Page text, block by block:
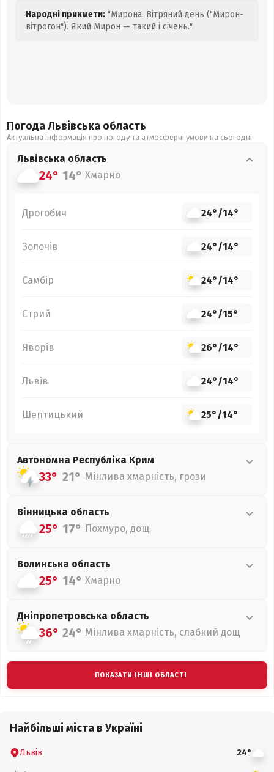
Народні прикмети: "Мирона. Вітряний день ("Мирон-
вітрогон"). Який Мирон — такий і січень."
Погода Львівська область
Актуальна інформація про погоду та атмосферні умови на сьогодні
Львівська область
24° 14° Хмарно
Дрогобич 24°/14°
Золочів 24°/14°
Самбір 24°/14°
Стрий 24°/15°
Яворів 26°/14°
Львів 24°/14°
Шептицький 25°/14°
Автономна Республіка Крим
33° 21° Мінлива хмарність, грози
Вінницька область
25° 17° Похмуро, дощ
Волинська область
25° 14° Хмарно
Дніпропетровська область
36° 24° Мінлива хмарність, слабкий дощ
ПОКАЗАТИ ІНШІ ОБЛАСТІ
Найбільші міста в Україні
Львів 24°